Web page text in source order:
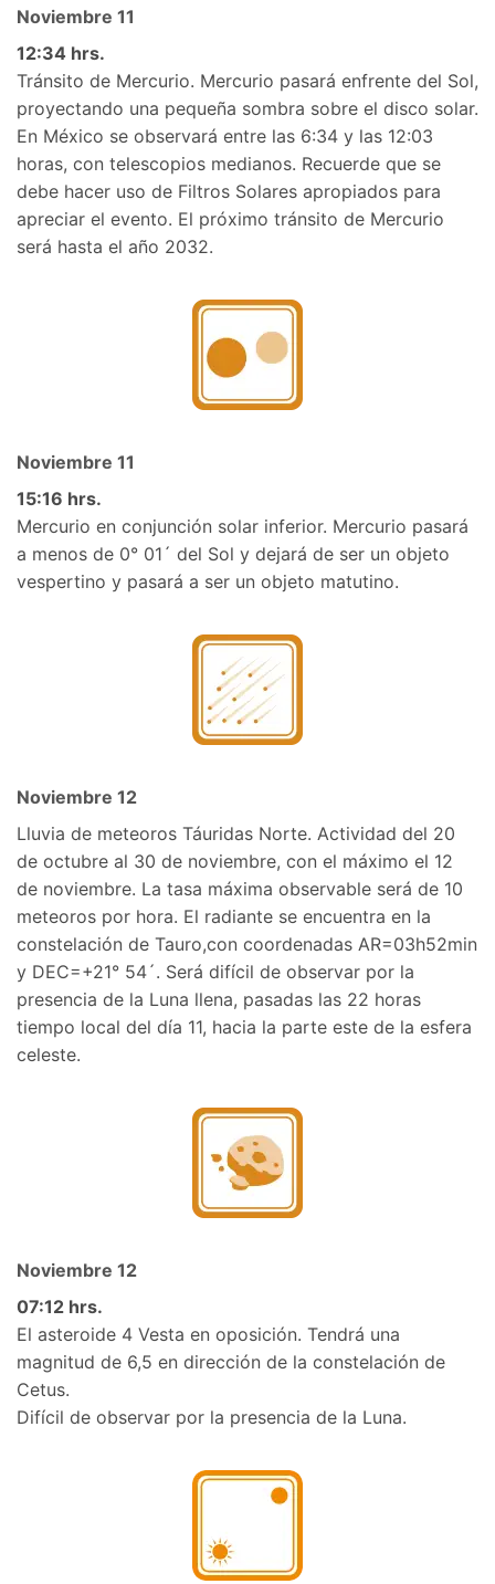
Noviembre 11
12:34 hrs.
Tránsito de Mercurio. Mercurio pasará enfrente del Sol,
proyectando una pequeña sombra sobre el disco solar.
En México se observará entre las 6:34 y las 12:03
horas, con telescopios medianos. Recuerde que se
debe hacer uso de Filtros Solares apropiados para
apreciar el evento. El próximo tránsito de Mercurio
será hasta el año 2032.
Noviembre 11
15:16 hrs.
Mercurio en conjunción solar inferior. Mercurio pasará
a menos de 0° 01´ del Sol y dejará de ser un objeto
vespertino y pasará a ser un objeto matutino.
Noviembre 12
Lluvia de meteoros Táuridas Norte. Actividad del 20
de octubre al 30 de noviembre, con el máximo el 12
de noviembre. La tasa máxima observable será de 10
meteoros por hora. El radiante se encuentra en la
constelación de Tauro,con coordenadas AR=03h52min
y DEC=+21° 54´. Será difícil de observar por la
presencia de la Luna llena, pasadas las 22 horas
tiempo local del día 11, hacia la parte este de la esfera
celeste.
Noviembre 12
07:12 hrs.
El asteroide 4 Vesta en oposición. Tendrá una
magnitud de 6,5 en dirección de la constelación de
Cetus.
Difícil de observar por la presencia de la Luna.